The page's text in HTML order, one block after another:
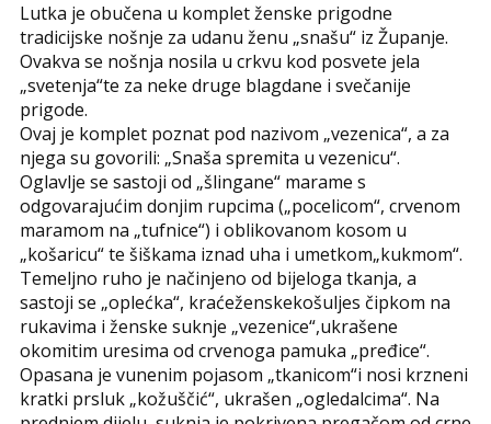
Lutka je obučena u komplet ženske prigodne
tradicijske nošnje za udanu ženu „snašu“ iz Županje.
Ovakva se nošnja nosila u crkvu kod posvete jela
„svetenja“te za neke druge blagdane i svečanije
prigode.
Ovaj je komplet poznat pod nazivom „vezenica“, a za
njega su govorili: „Snaša spremita u vezenicu“.
Oglavlje se sastoji od „šlingane“ marame s
odgovarajućim donjim rupcima („pocelicom“, crvenom
maramom na „tufnice“) i oblikovanom kosom u
„košaricu“ te šiškama iznad uha i umetkom„kukmom“.
Temeljno ruho je načinjeno od bijeloga tkanja, a
sastoji se „oplećka“, kraćeženskekošuljes čipkom na
rukavima i ženske suknje „vezenice“,ukrašene
okomitim uresima od crvenoga pamuka „pređice“.
Opasana je vunenim pojasom „tkanicom“i nosi krzneni
kratki prsluk „kožuščić“, ukrašen „ogledalcima“. Na